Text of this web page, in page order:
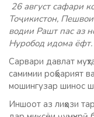
26 август сафари
Тоҷикистон,
водии Рашт пас аз
Нуробод идома ёфт.
Сарвари давлат
самимии роҳбарият
мошингузар шинос
Иншоот аз лиҳози